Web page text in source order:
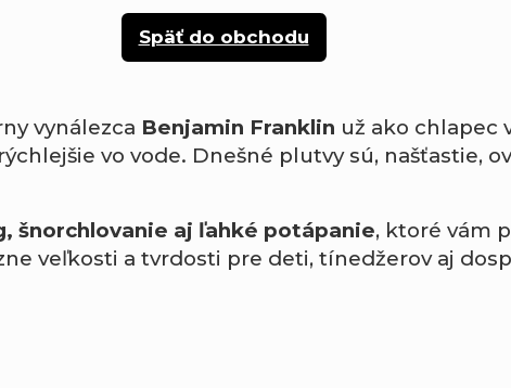
Späť do obchodu
vynálezca Benjamin Franklin už ako chlapec
vo vode. Dnešné plutvy sú, našťastie,
šnorchlovanie aj ľahké potápanie, ktoré vám
veľkosti a tvrdosti pre deti, tínedžerov aj